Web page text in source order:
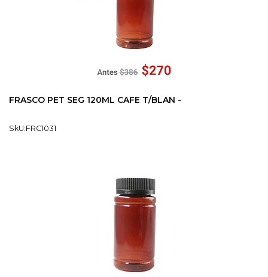
FRASCO PET SEG 120ML CAFE T/BLAN -
SkU:FRC1031